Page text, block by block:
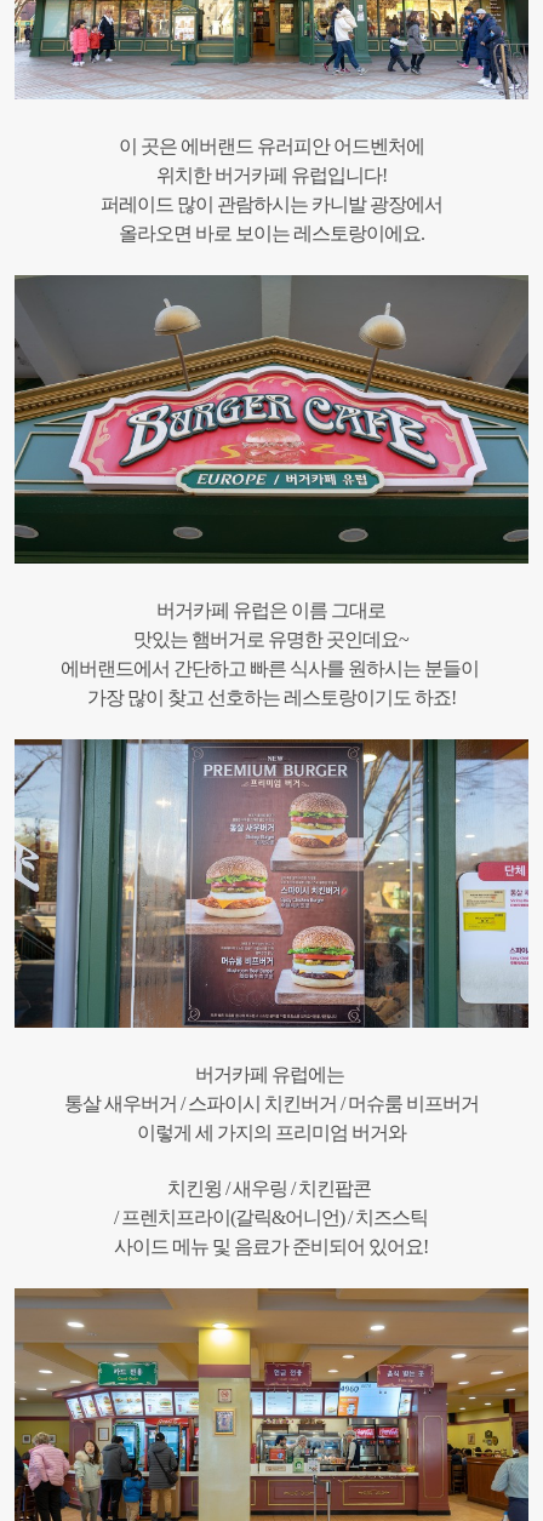
이 곳은 에버랜드 유러피안 어드벤처에
위치한 버거카페 유럽입니다!
퍼레이드 많이 관람하시는 카니발 광장에서
올라오면 바로 보이는 레스토랑이에요.
버거카페 유럽은 이름 그대로
맛있는 햄버거로 유명한 곳인데요~
에버랜드에서 간단하고 빠른 식사를 원하시는 분들이
가장 많이 찾고 선호하는 레스토랑이기도 하죠!
버거카페 유럽에는
통살 새우버거 / 스파이시 치킨버거 / 머슈룸 비프버거
이렇게 세 가지의 프리미엄 버거와
치킨윙 / 새우링 / 치킨팝콘
/ 프렌치프라이(갈릭&어니언) / 치즈스틱
사이드 메뉴 및 음료가 준비되어 있어요!